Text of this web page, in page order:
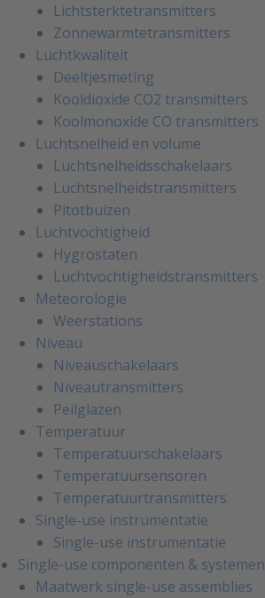
Lichtsterktetransmitters
Zonnewarmtetransmitters
Luchtkwaliteit
Deeltjesmeting
Kooldioxide CO2 transmitters
Koolmonoxide CO transmitters
Luchtsnelheid en volume
Luchtsnelheidsschakelaars
Luchtsnelheidstransmitters
Pitotbuizen
Luchtvochtigheid
Hygrostaten
Luchtvochtigheidstransmitters
Meteorologie
Weerstations
Niveau
Niveauschakelaars
Niveautransmitters
Peilglazen
Temperatuur
Temperatuurschakelaars
Temperatuursensoren
Temperatuurtransmitters
Single-use instrumentatie
Single-use instrumentatie
Single-use componenten & systemen
Maatwerk single-use assemblies